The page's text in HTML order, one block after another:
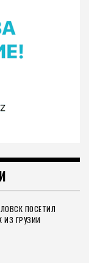
ПОСЕТИЛ
ИЗ ГРУЗИИ